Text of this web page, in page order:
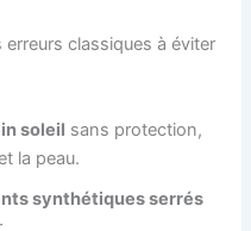
classiques à éviter
soleil sans protection,
la peau.
synthétiques serrés